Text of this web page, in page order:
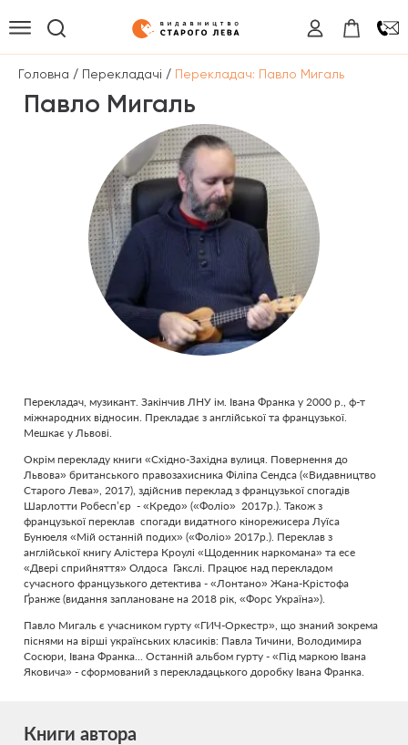
Головна / Перекладачі / Перекладач: Павло Мигаль
Павло Мигаль
Перекладач, музикант. Закінчив ЛНУ ім. Івана Франка у 2000 р., ф-т
міжнародних відносин. Прекладає з англійської та французької.
Мешкає у Львові.
Окрім перекладу книги «Східно-Західна вулиця. Повернення до
Львова» британського правозахисника Філіпа Сендса («Видавництво
Старого Лева», 2017), здійснив переклад з французької спогадів
Шарлотти Робесп’єр - «Кредо» («Фоліо» 2017р.). Також з
французької переклав спогади видатного кінорежисера Луїса
Бунюеля «Мій останній подих» («Фоліо» 2017р.). Переклав з
англійської книгу Алістера Кроулі «Щоденник наркомана» та есе
«Двері сприйняття» Олдоса Гакслі. Працює над перекладом
сучасного французького детектива - «Лонтано» Жана-Крістофа
Ґранже (видання заплановане на 2018 рік, «Форс Україна»).
Павло Мигаль є учасником гурту «ГИЧ-Оркестр», що знаний зокрема
піснями на вірші українських класиків: Павла Тичини, Володимира
Сосюри, Івана Франка... Останній альбом гурту - «Під маркою Івана
Яковича» - сформований з перекладацького доробку Івана Франка.
Книги автора